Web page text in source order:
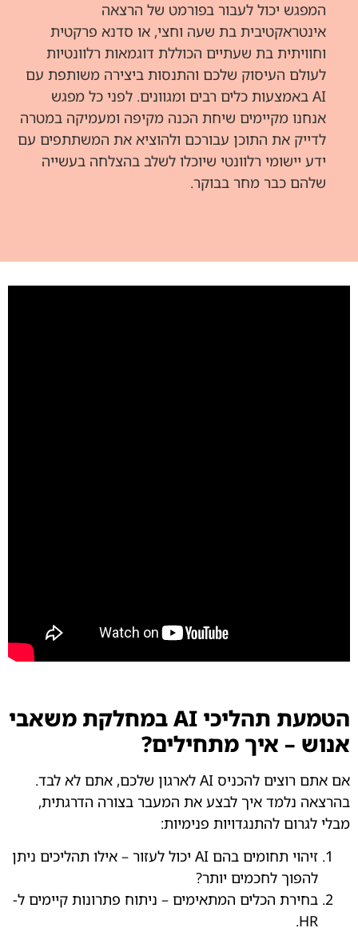
המפגש יכול לעבור בפורמט של הרצאה
אינטראקטיבית בת שעה וחצי, או סדנא פרקטית
וחוויתית בת שעתיים הכוללת דוגמאות רלוונטיות
לעולם העיסוק שלכם והתנסות ביצירה משותפת עם
AI באמצעות כלים רבים ומגוונים. לפני כל מפגש
אנחנו מקיימים שיחת הכנה מקיפה ומעמיקה במטרה
לדייק את התוכן עבורכם ולהוציא את המשתתפים עם
ידע יישומי רלוונטי שיוכלו לשלב בהצלחה בעשייה
שלהם כבר מחר בבוקר.
הטמעת תהליכי AI במחלקת משאבי
אנוש – איך מתחילים?
אם אתם רוצים להכניס AI לארגון שלכם, אתם לא לבד.
בהרצאה נלמד איך לבצע את המעבר בצורה הדרגתית,
מבלי לגרום להתנגדויות פנימיות:
זיהוי תחומים בהם AI יכול לעזור – אילו תהליכים ניתן
להפוך לחכמים יותר?
בחירת הכלים המתאימים – ניתוח פתרונות קיימים ל-
HR.